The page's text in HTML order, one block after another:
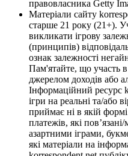
правовласника Getty
Матеріали сайту
старше 21 року (21+).
викликати ігрову
(принципів)
ознак залежності
Пам'ятайте, що участь
джерелом доходів або
Інформаційний ресурс
ігри на реальні та/або
приймає ні в якій
платежів, які
азартними іграми,
які матеріали на